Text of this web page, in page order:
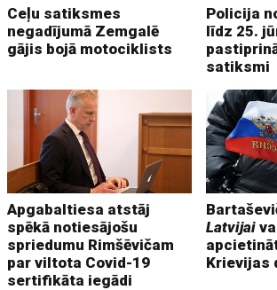
Ceļu satiksmes
negadījumā Zemgalē
gājis bojā motociklists
Policija
līdz 25.
satiksmi
Apgabaltiesa atstāj
spēkā notiesājošu
spriedumu Rimšēvičam
par viltota Covid-19
sertifikāta iegādi
Latvijai
Krievijas